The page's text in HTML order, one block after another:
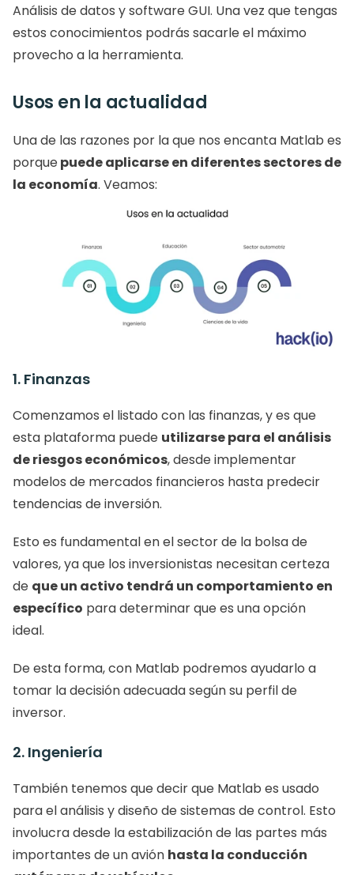
Análisis de datos y software GUI. Una vez que tengas
estos conocimientos podrás sacarle el máximo
provecho a la herramienta.
Usos en la actualidad
Una de las razones por la que nos encanta Matlab es
porque puede aplicarse en diferentes sectores de
la economía. Veamos:
1. Finanzas
Comenzamos el listado con las finanzas, y es que
esta plataforma puede utilizarse para el análisis
de riesgos económicos, desde implementar
modelos de mercados financieros hasta predecir
tendencias de inversión.
Esto es fundamental en el sector de la bolsa de
valores, ya que los inversionistas necesitan certeza
de que un activo tendrá un comportamiento en
específico para determinar que es una opción
ideal.
De esta forma, con Matlab podremos ayudarlo a
tomar la decisión adecuada según su perfil de
inversor.
2. Ingeniería
También tenemos que decir que Matlab es usado
para el análisis y diseño de sistemas de control. Esto
involucra desde la estabilización de las partes más
importantes de un avión hasta la conducción